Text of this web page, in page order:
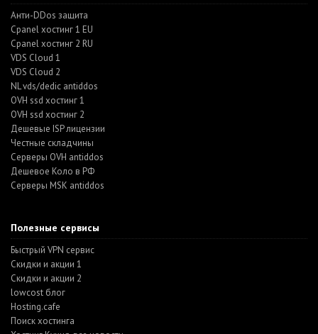
Анти-DDos защита
Cpanel хостинг 1 EU
Cpanel хостинг 2 RU
VDS Cloud 1
VDS Cloud 2
NL vds/dedic antiddos
OVH ssd хостинг 1
OVH ssd хостинг 2
Дешевые ISP лицензии
Честные складчины
Серверы OVH antiddos
Дешевое Коло в РФ
Серверы MSK antiddos
Полезные сервисы
Быстрый VPN сервис
Скидки и акции 1
Скидки и акции 2
lowcost блог
Hosting.cafe
Поиск хостинга